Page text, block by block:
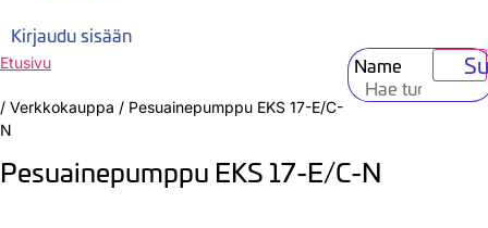
Kirjaudu sisään
Name
Etusivu
/ Verkkokauppa / Pesuainepumppu EKS 17-E/C-
N
Pesuainepumppu EKS 17-E/C-N